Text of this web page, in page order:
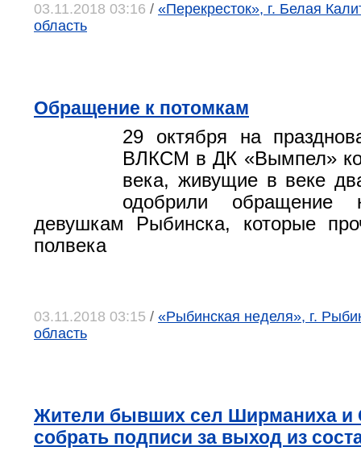
03.11.2018 03:16 / «Перекресток», г. Белая
область
Обращение к потомкам
29 октября на
ВЛКСМ в ДК «Вымпел»
века, живущие в веке
одобрили
девушкам Рыбинска, которые
полвека
03.11.2018 03:15 / «Рыбинская неделя», г.
область
Жители бывших сел Ширманиха и
собрать подписи за выход из